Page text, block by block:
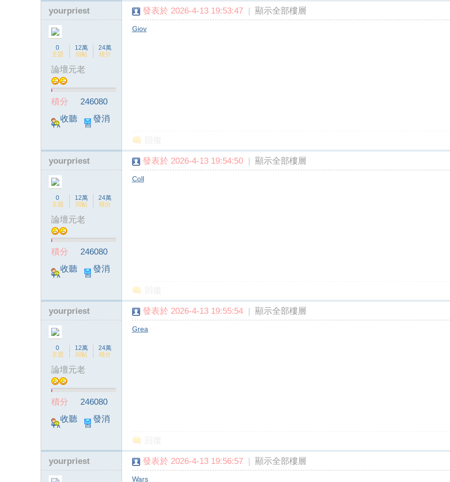
yourpriest
0
主題
12萬
回帖
24萬
積分
論壇元老
積分
246080
收聽
TA
發消
息
發表於 2026-4-13 19:53:47 | 顯示全部樓層
Giov
yourpriest
0
主題
12萬
回帖
24萬
積分
論壇元老
積分
246080
收聽
TA
發消
息
發表於 2026-4-13 19:54:50 | 顯示全部樓層
Coll
yourpriest
0
主題
12萬
回帖
24萬
積分
論壇元老
積分
246080
收聽
TA
發消
息
發表於 2026-4-13 19:55:54 | 顯示全部樓層
Grea
yourpriest 發表於 2026-4-13 19:56:57 | 顯示全部樓層
Wars